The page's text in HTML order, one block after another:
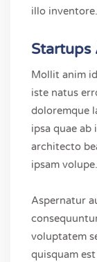
illo inventore.
Startups
Mollit anim
iste natus
doloremque
ipsa quae
architecto
ipsam volupe.
Aspernatur
voluptatem
quisquam